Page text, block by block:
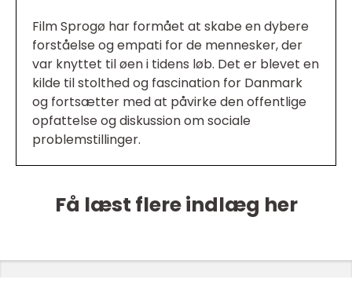
Film Sprogø har formået at skabe en dybere
forståelse og empati for de mennesker, der
var knyttet til øen i tidens løb. Det er blevet en
kilde til stolthed og fascination for Danmark
og fortsætter med at påvirke den offentlige
opfattelse og diskussion om sociale
problemstillinger.
Få læst flere indlæg her